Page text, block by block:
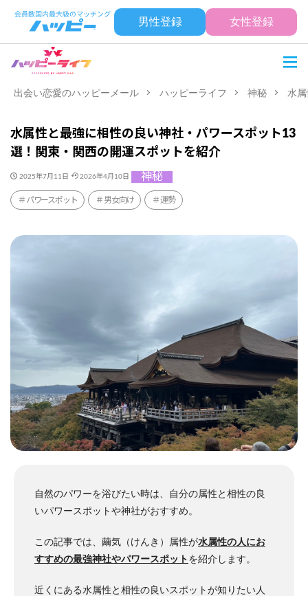
男性登録 女性登録
出会い恋愛のハッピーメール ハッピーライフ 神秘 水
水属性と最強に相性の良い神社・パワースポット13
選！関東・関西の開運スポットを紹介
2025年7月11日 2026年4月10日 神秘
パワースポット 男女向け 運勢
自然のパワーを浴びたい時は、自分の属性と相性の良
いパワースポットや神社がおすすめ。
この記事では、繭気（けんき）属性が水属性の人にお
すすめの最強神社やパワースポットを紹介します。
近くにある水属性と相性の良いスポットが知りたい人